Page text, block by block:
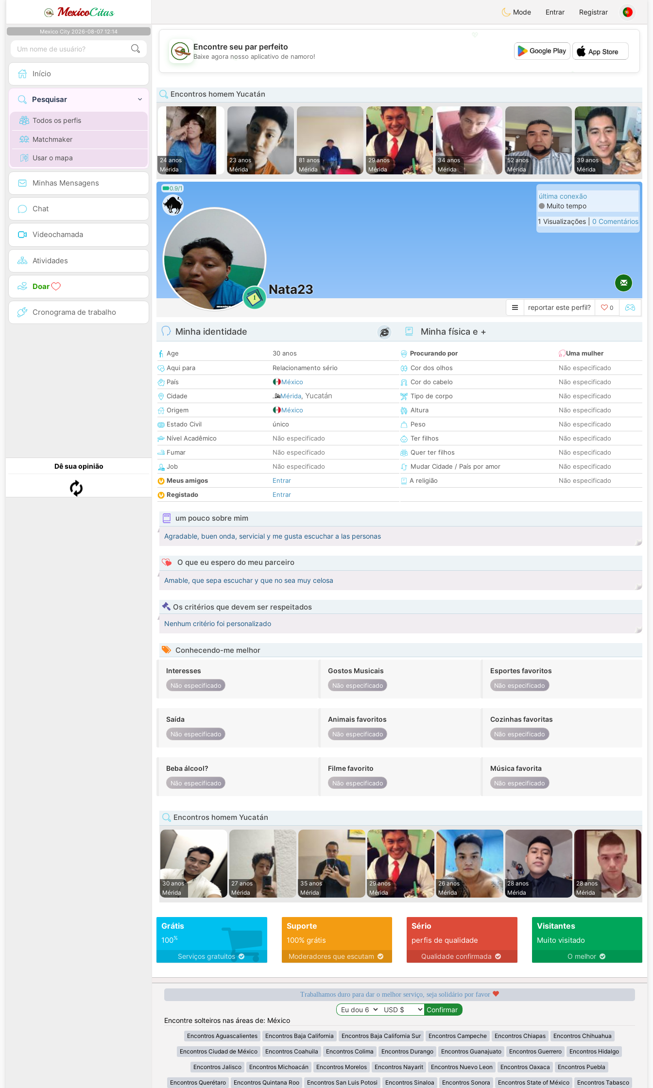
MexicoCitas Mode Entrar Registrar
Mexico City 2026-08-07 12:14
Início
Pesquisar
Todos os perfis
Matchmaker
Usar o mapa
Minhas Mensagens
Chat
Videochamada
Atividades
Doar
Cronograma de trabalho
Dê sua opinião
💕
Encontre seu par perfeito
Baixe agora nosso aplicativo de namoro!
Encontros homem Yucatán
24 anos
Mérida
23 anos
Mérida
81 anos
Mérida
29 anos
Mérida
34 anos
Mérida
52 anos
Mérida
39 anos
Mérida
0.9/1
1
Nata23
última conexão
Muito tempo
1 Visualizações | 0 Comentários
reportar este perfil? 0
Minha identidade
Age
30 anos
Aqui para
Relacionamento sério
País
México
Cidade
Mérida, Yucatán
Origem
México
Estado Civil
único
Nível Acadêmico
Não especificado
Fumar
Não especificado
Job
Não especificado
Meus amigos
Entrar
Registado
Entrar
Minha física e +
Procurando por
Uma mulher
Cor dos olhos
Não especificado
Cor do cabelo
Não especificado
Tipo de corpo
Não especificado
Altura
Não especificado
Peso
Não especificado
Ter filhos
Não especificado
Quer ter filhos
Não especificado
Mudar Cidade / País por amor
Não especificado
A religião
Não especificado
um pouco sobre mim
Agradable, buen onda, servicial y me gusta escuchar a las personas
O que eu espero do meu parceiro
Amable, que sepa escuchar y que no sea muy celosa
Os critérios que devem ser respeitados
Nenhum critério foi personalizado
Conhecendo-me melhor
Interesses
Não especificado
Gostos Musicais
Não especificado
Esportes favoritos
Não especificado
Saída
Não especificado
Animais favoritos
Não especificado
Cozinhas favoritas
Não especificado
Beba álcool?
Não especificado
Filme favorito
Não especificado
Música favorita
Não especificado
Encontros homem Yucatán
30 anos
Mérida
27 anos
Mérida
35 anos
Mérida
29 anos
Mérida
26 anos
Mérida
28 anos
Mérida
28 anos
Mérida
Grátis
100%
Serviços gratuitos
Suporte
100% grátis
Moderadores que escutam
Sério
perfis de qualidade
Qualidade confirmada
Visitantes
Muito visitado
O melhor
Trabalhamos duro para dar o melhor serviço, seja solidário por favor
Encontre solteiros nas áreas de: México
Encontros Aguascalientes Encontros Baja California Encontros Baja California Sur Encontros Campeche Encontros Chiapas Encontros Chihuahua
Encontros Ciudad de México Encontros Coahuila Encontros Colima Encontros Durango Encontros Guanajuato Encontros Guerrero Encontros Hidalgo
Encontros Jalisco Encontros Michoacán Encontros Morelos Encontros Nayarit Encontros Nuevo Leon Encontros Oaxaca Encontros Puebla
Encontros Querétaro Encontros Quintana Roo Encontros San Luis Potosi Encontros Sinaloa Encontros Sonora Encontros State of México Encontros Tabasco